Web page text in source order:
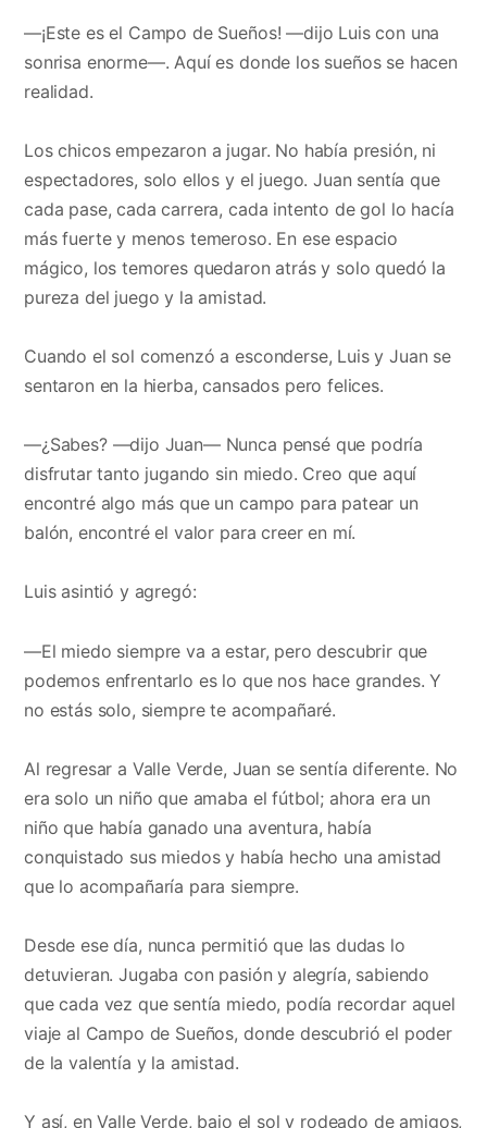
—¡Este es el Campo de Sueños! —dijo Luis con una
sonrisa enorme—. Aquí es donde los sueños se hacen
realidad.
Los chicos empezaron a jugar. No había presión, ni
espectadores, solo ellos y el juego. Juan sentía que
cada pase, cada carrera, cada intento de gol lo hacía
más fuerte y menos temeroso. En ese espacio
mágico, los temores quedaron atrás y solo quedó la
pureza del juego y la amistad.
Cuando el sol comenzó a esconderse, Luis y Juan se
sentaron en la hierba, cansados pero felices.
—¿Sabes? —dijo Juan— Nunca pensé que podría
disfrutar tanto jugando sin miedo. Creo que aquí
encontré algo más que un campo para patear un
balón, encontré el valor para creer en mí.
Luis asintió y agregó:
—El miedo siempre va a estar, pero descubrir que
podemos enfrentarlo es lo que nos hace grandes. Y
no estás solo, siempre te acompañaré.
Al regresar a Valle Verde, Juan se sentía diferente. No
era solo un niño que amaba el fútbol; ahora era un
niño que había ganado una aventura, había
conquistado sus miedos y había hecho una amistad
que lo acompañaría para siempre.
Desde ese día, nunca permitió que las dudas lo
detuvieran. Jugaba con pasión y alegría, sabiendo
que cada vez que sentía miedo, podía recordar aquel
viaje al Campo de Sueños, donde descubrió el poder
de la valentía y la amistad.
Y así, en Valle Verde, bajo el sol y rodeado de amigos,